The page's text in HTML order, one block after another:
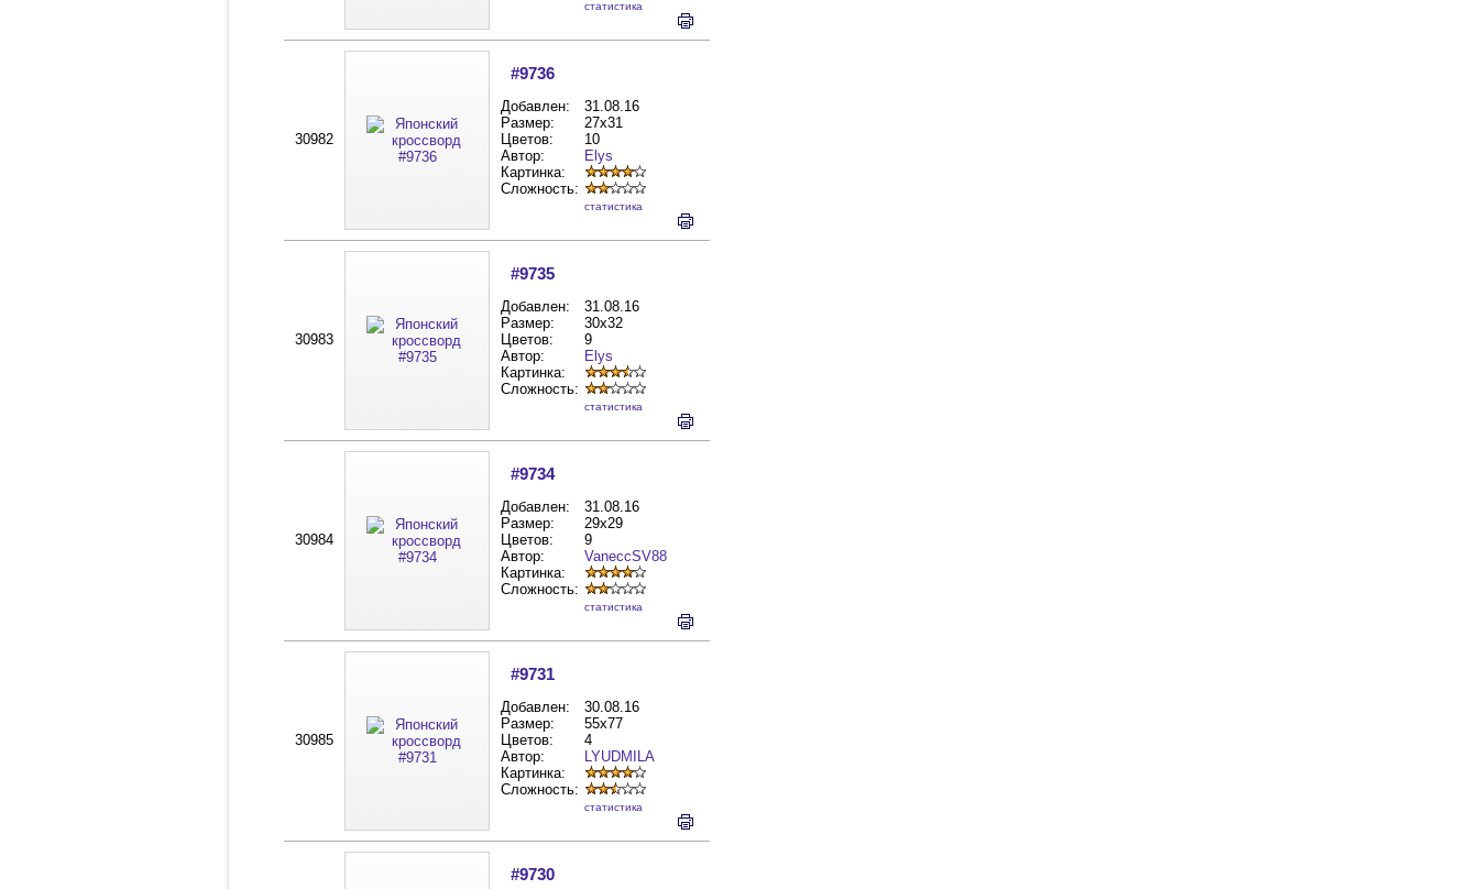
cтатистика
30982
#9736
Добавлен:
31.08.16
Размер:
27x31
Цветов:
10
Автор:
Elys
Картинка:
Сложность:
cтатистика
30983
#9735
Добавлен:
31.08.16
Размер:
30x32
Цветов:
9
Автор:
Elys
Картинка:
Сложность:
cтатистика
30984
#9734
Добавлен:
31.08.16
Размер:
29x29
Цветов:
9
Автор:
VaneccSV88
Картинка:
Сложность:
cтатистика
30985
#9731
Добавлен:
30.08.16
Размер:
55x77
Цветов:
4
Автор:
LYUDMILA
Картинка:
Сложность:
cтатистика
#9730